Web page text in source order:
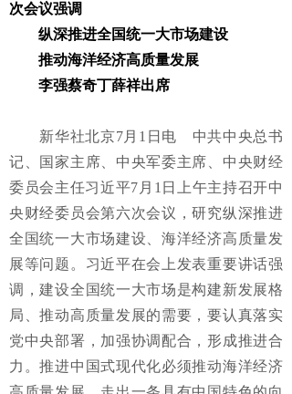
次会议强调
纵深推进全国统一大市场建设
推动海洋经济高质量发展
李强蔡奇丁薛祥出席
新华社北京7月1日电 中共中央总书
记、国家主席、中央军委主席、中央财经
委员会主任习近平7月1日上午主持召开中
央财经委员会第六次会议，研究纵深推进
全国统一大市场建设、海洋经济高质量发
展等问题。习近平在会上发表重要讲话强
调，建设全国统一大市场是构建新发展格
局、推动高质量发展的需要，要认真落实
党中央部署，加强协调配合，形成推进合
力。推进中国式现代化必须推动海洋经济